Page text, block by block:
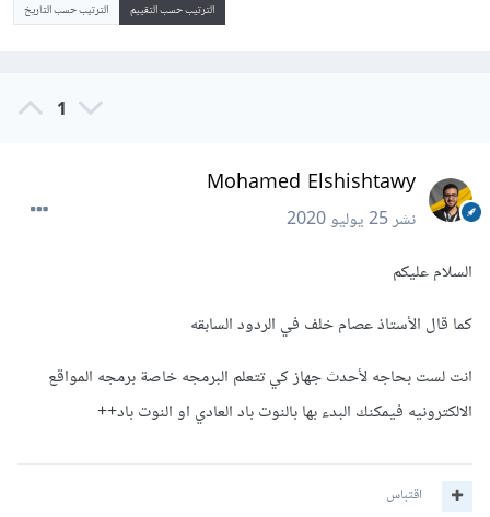
الترتيب حسب التقييم الترتيب حسب التاريخ
1
Mohamed Elshishtawy
نشر25 يوليو 2020
السلام عليكم
كما قال الأستاذ عصام خلف في الردود السابقه
انت لست بحاجه لأحدث جهاز كي تتعلم البرمجه خاصة برمجه المواقع
الالكترونيه فيمكنك البدء بها بالنوت باد العادي او النوت باد++
اقتباس